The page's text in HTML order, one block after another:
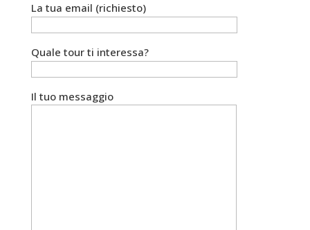
La tua email (richiesto)
Quale tour ti interessa?
Il tuo messaggio